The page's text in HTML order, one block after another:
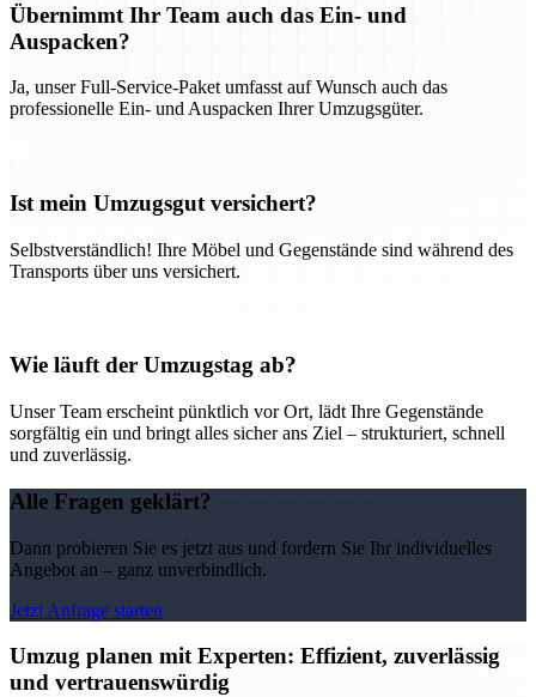
Übernimmt Ihr Team auch das Ein- und
Auspacken?
Ja, unser Full-Service-Paket umfasst auf Wunsch auch das
professionelle Ein- und Auspacken Ihrer Umzugsgüter.
Ist mein Umzugsgut versichert?
Selbstverständlich! Ihre Möbel und Gegenstände sind während des
Transports über uns versichert.
Wie läuft der Umzugstag ab?
Unser Team erscheint pünktlich vor Ort, lädt Ihre Gegenstände
sorgfältig ein und bringt alles sicher ans Ziel – strukturiert, schnell
und zuverlässig.
Alle Fragen geklärt?
Dann probieren Sie es jetzt aus und fordern Sie Ihr individuelles
Angebot an – ganz unverbindlich.
Jetzt Anfrage starten
Umzug planen mit Experten: Effizient, zuverlässig
und vertrauenswürdig